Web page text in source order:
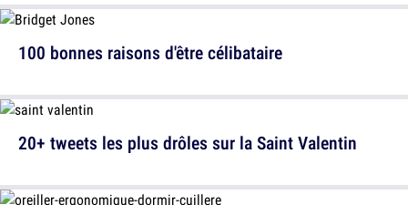
100 bonnes raisons d'être célibataire
20+ tweets les plus drôles sur la Saint Valentin